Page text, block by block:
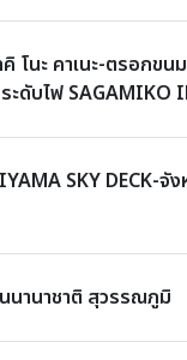
โนะ คาเนะ-ตรอกข
ะดับไฟ
SKY DECK-จัง
นานาชาติ สุวรรณภูมิ